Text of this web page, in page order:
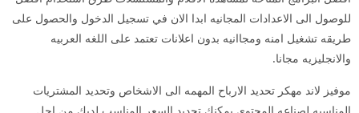
للوصول الى الاعدادات المجانيه ابدا الان في تسجيل الدخول والحصول على
طريقه تشغيل امنه ومجاانيه بدون اعلانات تعتمد على اللغه العربيه
والانجليزيه مجانا.
موفيز لاند مهكر تحديد الارباح المهمه الى الاشخاص وتحديد المشتريات
المناسبه لصناعه المحتوى يمكنك تحديد السعر المناسب لديك من اجل